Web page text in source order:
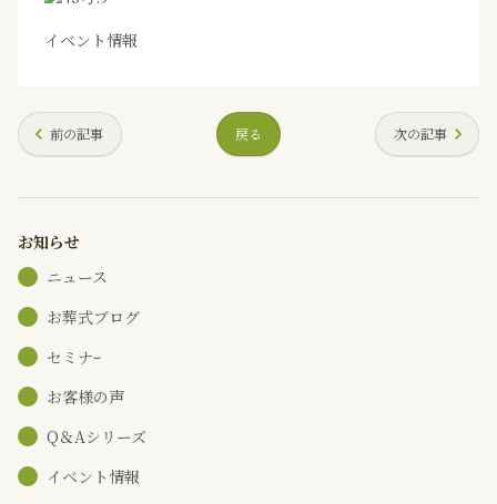
イベント情報
前の記事 戻る 次の記事
お知らせ
ニュース
お葬式ブログ
セミナｰ
お客様の声
Q＆Aシリーズ
イベント情報